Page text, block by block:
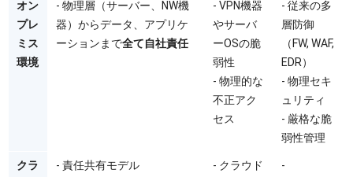
オン
プレ
ミス
環境
- 物理層（サーバー、NW機
器）からデータ、アプリケ
ーションまで全て自社責任
- VPN機器
やサーバ
ーOSの脆
弱性
- 物理的な
不正アク
セス
- 従来の多
層防御
（FW, WAF,
EDR）
- 物理セキ
ュリティ
- 厳格な脆
弱性管理
クラ
- 責任共有モデル
- クラウド
-